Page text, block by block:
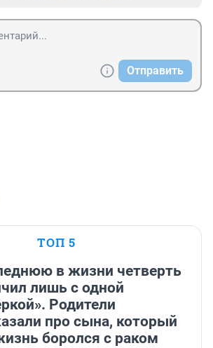
Отправить
ТОП 5
в жизни четверть
лишь с одной
Родители
про сына, который
боролся с раком